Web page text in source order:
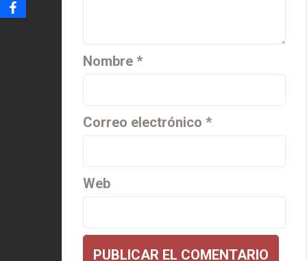
Nombre *
Correo electrónico *
Web